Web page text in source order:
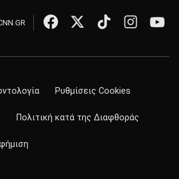
Ρυθμίσεις Cookies
Πολιτική κατά της Διαφθοράς